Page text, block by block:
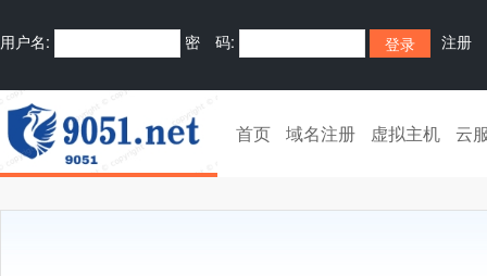
用户名: 密 码: 注册
首页 域名注册 虚拟主机 云